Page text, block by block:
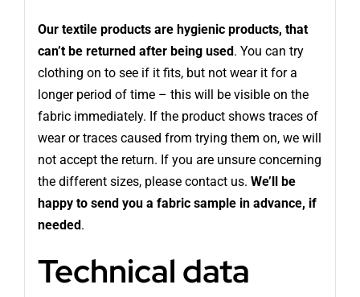
Our textile products are hygienic products, that
can’t be returned after being used. You can try
clothing on to see if it fits, but not wear it for a
longer period of time – this will be visible on the
fabric immediately. If the product shows traces of
wear or traces caused from trying them on, we will
not accept the return. If you are unsure concerning
the different sizes, please contact us. We’ll be
happy to send you a fabric sample in advance, if
needed.
Technical data